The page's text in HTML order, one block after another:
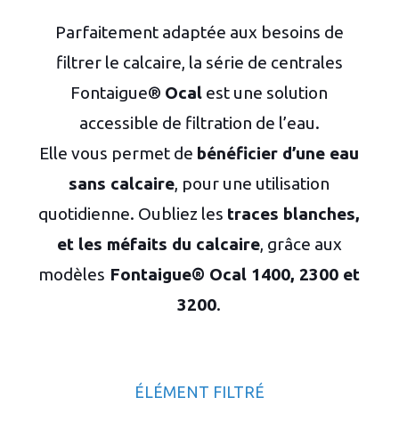
Parfaitement adaptée aux besoins de
filtrer le calcaire, la série de centrales
Fontaigue® Ocal est une solution
accessible de filtration de l’eau.
Elle vous permet de bénéficier d’une eau
sans calcaire, pour une utilisation
quotidienne. Oubliez les traces blanches,
et les méfaits du calcaire, grâce aux
modèles Fontaigue® Ocal 1400, 2300 et
3200.
ÉLÉMENT FILTRÉ